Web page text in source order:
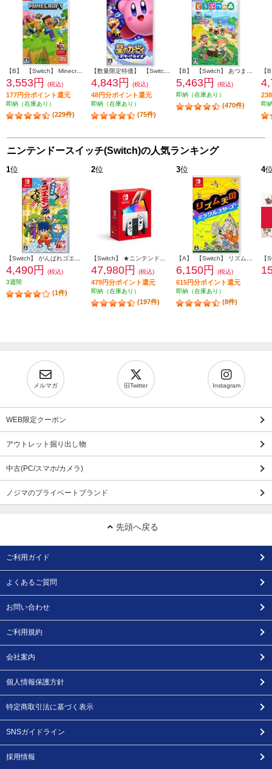
【B】 【Switch】 Minecraft（マインクラフト）
3,553円 (税込)
177円分ポイント還元
即納（在庫あり）
(229件)
【数量限定特価】 【Switch】 星のカービィ スターアライズ
4,843円 (税込)
48円分ポイント還元
即納（在庫あり）
(75件)
【B】 【Switch】 あつまれ どうぶつの森
5,463円
(税込)
即納（在庫あり）
(470件) 即
ニンテンドースイッチ(Switch)の人気ランキング
1位
【Switch】 がんばれゴエモン大集合！
4,490円
(税込)
3週間
(1件)
2位
【Switch】 ★ニンテンドースイッチ本体 Nintendo Switch（有機ELモデル） Joy-Con(L)/(R) ホワイト
47,980円 (税込)
479円分ポイント還元
即納（在庫あり）
(197件)
3位
【A】 【Switch】 リズム天国 ミラクルスターズ
6,150円 (税込)
615円分ポイント還元
即納（在庫あり）
(8件)
4
メルマガ 旧Twitter Instagram
WEB限定クーポン
アウトレット掘り出し物
中古(PC/スマホ/カメラ)
ノジマのプライベートブランド
先頭へ戻る
ご利用ガイド
よくあるご質問
お問い合わせ
ご利用規約
会社案内
個人情報保護方針
特定商取引法に基づく表示
SNSガイドライン
採用情報